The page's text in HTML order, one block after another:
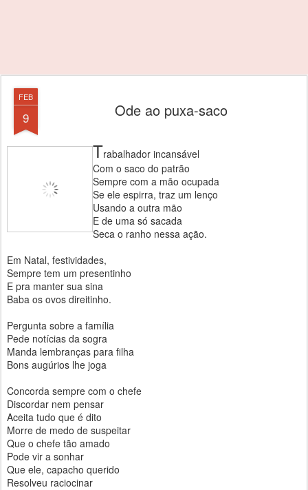
FEB
9 Ode ao puxa-saco
Trabalhador incansável
Com o saco do patrão
Sempre com a mão ocupada
Se ele espirra, traz um lenço
Usando a outra mão
E de uma só sacada
Seca o ranho nessa ação.
Em Natal, festividades,
Sempre tem um presentinho
E pra manter sua sina
Baba os ovos direitinho.
Pergunta sobre a família
Pede notícias da sogra
Manda lembranças para filha
Bons augúrios lhe joga
Concorda sempre com o chefe
Discordar nem pensar
Aceita tudo que é dito
Morre de medo de suspeitar
Que o chefe tão amado
Pode vir a sonhar
Que ele, capacho querido
Resolveu raciocinar